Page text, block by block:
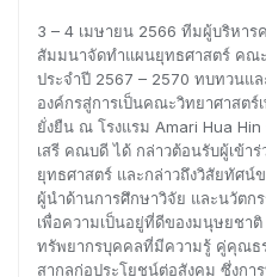
3 – 4 เมษายน 2566 ทีมผู้บริหา
สัมมนาจัดทำแผนยุทธศาสตร์ คณ
ประจำปี 2567 – 2570 ทบทวนแ
องค์กรสู่การเป็นคณะวิทยาศาสตร์
ยั่งยืน ณ โรงแรม Amari Hua
เสรี คณบดี ได้ กล่าวต้อนรับผู้เข้า
ยุทธศาสตร์ และกล่าวถึงวิสัยทัศน์
ผู้นำด้านการศึกษาวิจัย และนวัตก
เพื่อความเป็นอยู่ที่ดีของมนุษยชา
ทรัพยากรบุคคลที่มีความรู้ คู่คุณธ
สากลก่อประโยชน์ต่อสังคม ซึ่งกา